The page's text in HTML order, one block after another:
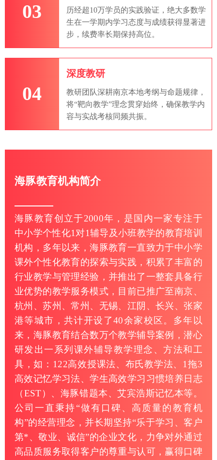
03
历经超10万学员的实践验证，绝大多数学
生在一学期内学习态度与成绩获得显著进
步，续费率长期保持高位。
04
深度教研
教研团队深耕南京本地考纲与命题规律，
将“靶向教学”理念贯穿始终，确保教学内
容与实战考核同频共振。
海豚教育机构简介
海豚教育创立于2000年，是国内一家专注于
中小学个性化1对1辅导及小班教学的教育培训
机构，多年以来，海豚教育一直致力于中小学
课外个性化教育的探索与实践，积累了丰富的
行业教学与管理经验，并推出了一整套具备行
业优势的教学服务模式，目前已推广至南京、
杭州、苏州、常州、无锡、江阴、长兴、张家
港等城市，共计开设了40余家校区。多年以
来，海豚教育结合数万个教学辅导案例，潜心
研发出一系列课外辅导教学理念、方法和工
具，如：122高效授课法、布氏教学法、1拖3
高效记忆学习法、学生高效学习习惯培养日志
（EST）、海豚错题本、艾宾浩斯记忆本等。
公司一直秉持“做有口碑、高质量的教育机
构”的经营理念，并长期坚持“乐于学习、客户
第*、敬业、诚信”的企业文化，力争对外通过
高品质服务取得客户的尊重与认可，赢得口碑